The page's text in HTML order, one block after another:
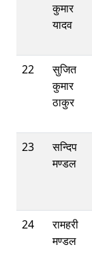
कुमार
यादव
22
सुजित
कुमार
ठाकुर
23
सन्दिप
मण्डल
24
रामहरी
मण्डल